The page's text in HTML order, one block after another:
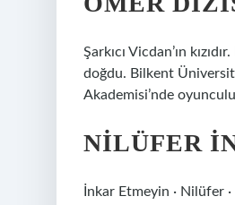
Şarkıcı Vicdan’ın
doğdu. Bilkent
Akademisi’nde
NILÜFER
İnkar Etmeyin · Nilüfer